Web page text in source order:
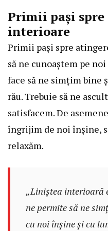
Primii pași
interioare
Primii pași spre
să ne cunoaștem pe
face să ne simțim bine
rău. Trebuie să ne
satisfacem. De
îngrijim de noi înșine,
relaxăm.
„Liniștea interioară
ne permite să ne
cu noi înșine și cu